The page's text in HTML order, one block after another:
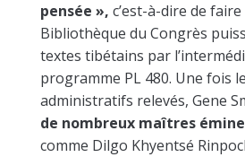
pensée », c’est-à-dire de
Bibliothèque du Congrès
textes tibétains par
programme PL 480. Une fois
administratifs relevés, Gene
de nombreux maîtres
comme Dilgo Khyentsé